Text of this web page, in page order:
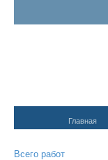
Главная
Всего работ